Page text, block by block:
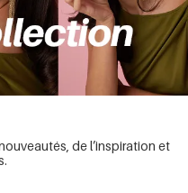
de l’inspiration et